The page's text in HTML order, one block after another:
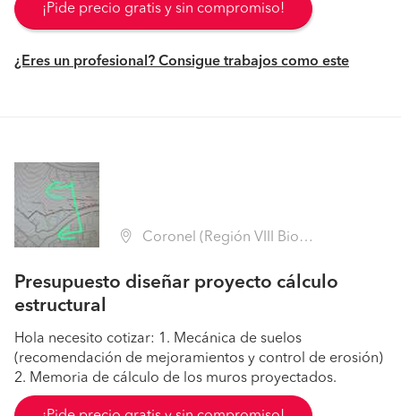
¡Pide precio gratis y sin compromiso!
¿Eres un profesional? Consigue trabajos como este
Coronel (Región VIII Biobío - Concepción)
Presupuesto diseñar proyecto cálculo
estructural
Hola necesito cotizar: 1. Mecánica de suelos
(recomendación de mejoramientos y control de erosión)
2. Memoria de cálculo de los muros proyectados.